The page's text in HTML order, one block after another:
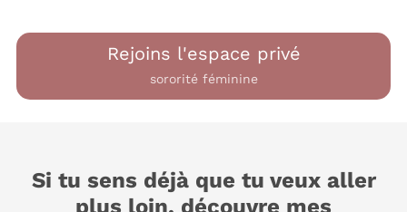
Rejoins l'espace privé
sororité féminine
Si tu sens déjà que tu veux aller
plus loin, découvre mes